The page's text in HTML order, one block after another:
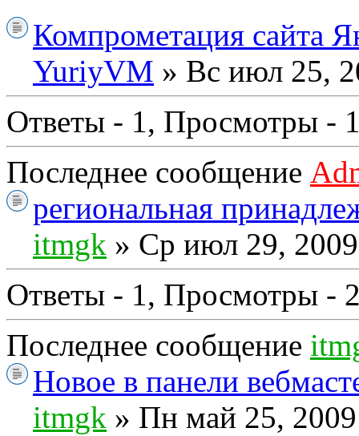
Компрометация сайта
YuriyVM » Вс июл 25,
Ответы - 1, Просмотры -
Последнее сообщение
региональная
itmgk » Ср июл 29,
Ответы - 1, Просмотры -
Последнее сообщение
Новое в панели
itmgk » Пн май 25,